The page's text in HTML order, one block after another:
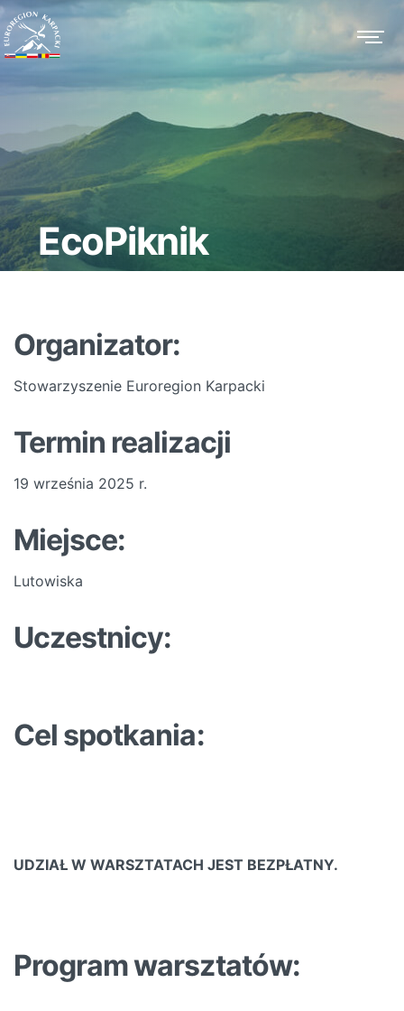
EcoPiknik
Organizator:
Stowarzyszenie Euroregion Karpacki
Termin realizacji
19 września 2025 r.
Miejsce:
Lutowiska
Uczestnicy:
Cel spotkania:
UDZIAŁ W WARSZTATACH JEST BEZPŁATNY.
Program warsztatów: